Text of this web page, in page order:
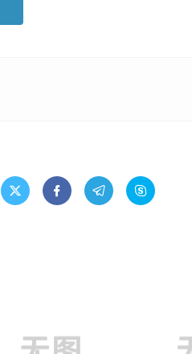
   